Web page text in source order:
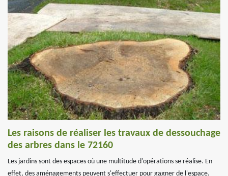
Les raisons de réaliser les travaux de dessouchage
des arbres dans le 72160
Les jardins sont des espaces où une multitude d'opérations se réalise. En
effet, des aménagements peuvent s'effectuer pour gagner de l'espace.